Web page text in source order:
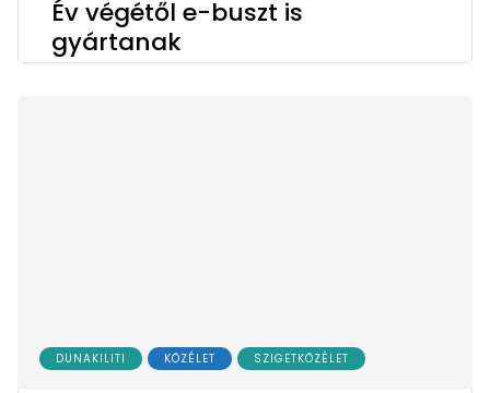
Év végétől e-buszt is
gyártanak
DUNAKILITI KÖZÉLET SZIGETKÖZÉLET